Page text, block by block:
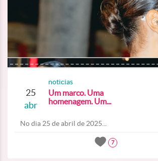
25
abr
noticias
Um marco. Uma
homenagem. Um...
No dia 25 de abril de 2025...
7